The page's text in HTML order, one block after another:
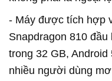
- Máy được tích hợp
Snapdragon 810
trong 32 GB,
nhiều người dùng